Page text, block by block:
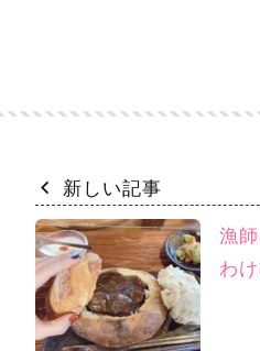
新しい記事
漁
わ